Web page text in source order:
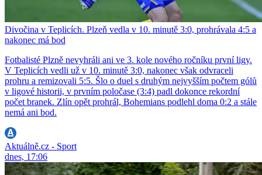
Divočina v Teplicích. Plzeň vedla v 10. minutě 3:0, prohrávala 4:5 a
nakonec má bod
Fotbalisté Plzně nevyhráli ani ve 3. kole nového ročníku první ligy.
V Teplicích vedli už v 10. minutě 3:0, nakonec však odvraceli
prohru a remizovali 5:5. Šlo o duel s druhým nejvyšším počtem gólů
v ligové historii, v prvním poločase (3:4) padl dokonce rekordní
počet branek. Zlín opět prohrál, Bohemians podlehl doma 0:2 a stále
nemá ani bod.
Aktuálně.cz - Sport
dnes, 17:06